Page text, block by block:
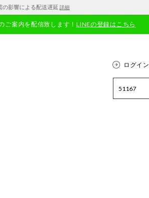
の影響による配送遅延 詳細
ご案内を配信致します！LINEの登録はこちら
ログイン